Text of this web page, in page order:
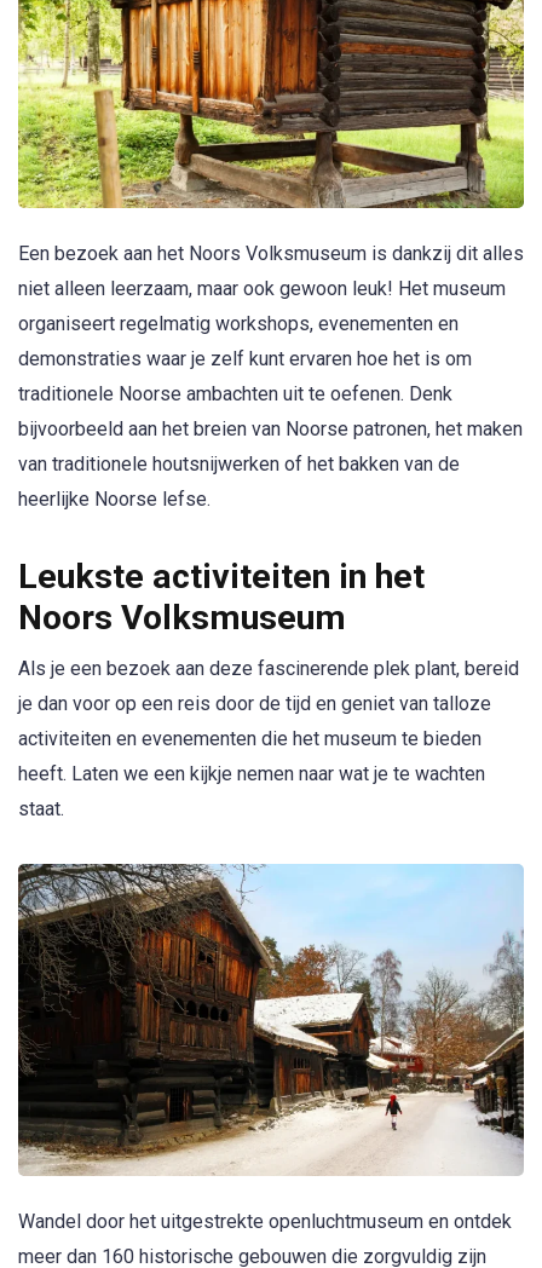
Een bezoek aan het Noors Volksmuseum is dankzij dit alles
niet alleen leerzaam, maar ook gewoon leuk! Het museum
organiseert regelmatig workshops, evenementen en
demonstraties waar je zelf kunt ervaren hoe het is om
traditionele Noorse ambachten uit te oefenen. Denk
bijvoorbeeld aan het breien van Noorse patronen, het maken
van traditionele houtsnijwerken of het bakken van de
heerlijke Noorse lefse.
Leukste activiteiten in het
Noors Volksmuseum
Als je een bezoek aan deze fascinerende plek plant, bereid
je dan voor op een reis door de tijd en geniet van talloze
activiteiten en evenementen die het museum te bieden
heeft. Laten we een kijkje nemen naar wat je te wachten
staat.
Wandel door het uitgestrekte openluchtmuseum en ontdek
meer dan 160 historische gebouwen die zorgvuldig zijn